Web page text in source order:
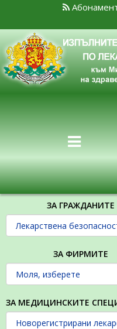
ЗА ГРАЖДАНИТЕ
ЗА ФИРМИТЕ
ЗА МЕДИЦИНСКИТЕ